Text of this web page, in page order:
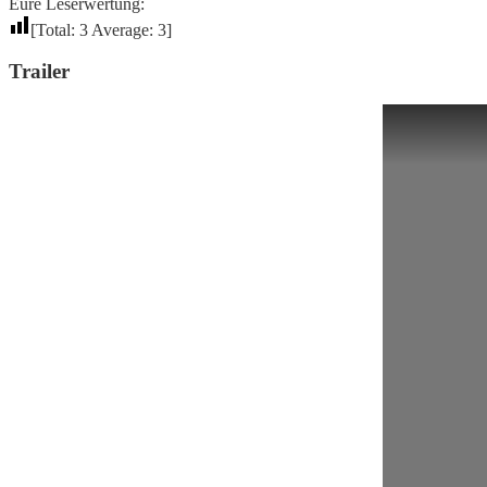
[Total: 3 Average: 3]
Trailer